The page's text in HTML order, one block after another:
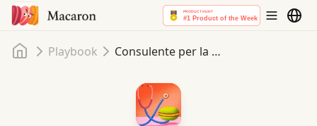
HomePlaybook Consulente per la Salute degli Animali